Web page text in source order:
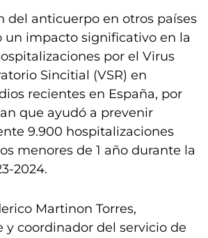
del anticuerpo en otros países
un impacto significativo en la
por el Virus
Sincitial (VSR) en
recientes en España, por
que ayudó a prevenir
9.900 hospitalizaciones
menores de 1 año durante la
2024.
Martinon Torres,
y coordinador del servicio de